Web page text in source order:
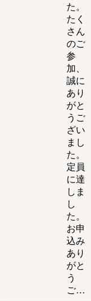
た。
たく
さん
のご
参
加、
誠に
あり
がと
うご
ざい
まし
た。
定員
に達
しま
し
た。
お申
込み
あり
がと
う
ご…